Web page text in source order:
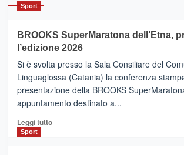
con
la
Al
via
i
collegamenti
Sport
BROOKS SuperMaratona dell’Etna,
l’edizione 2026
Si è svolta presso la Sala Consiliare del
Linguaglossa (Catania) la conferenza
presentazione della BROOKS
appuntamento destinato a...
Leggi tuttoLeggi
Sport